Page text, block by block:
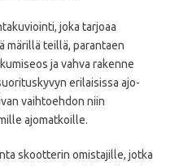
joka tarjoaa
märillä teillä, parantaen
ja vahva rakenne
erilaisissa ajo-
vaihtoehdon niin
ajomatkoille.
skootterin omistajille, jotka